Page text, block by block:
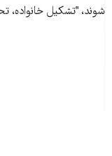
شوند، "تشکيل خانواده،